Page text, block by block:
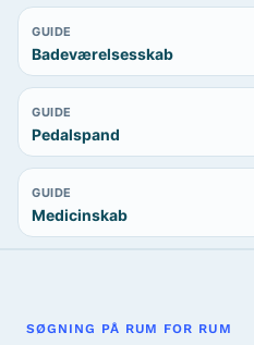
GUIDE
Badeværelsesskab
GUIDE
Pedalspand
GUIDE
Medicinskab
SØGNING PÅ RUM FOR RUM